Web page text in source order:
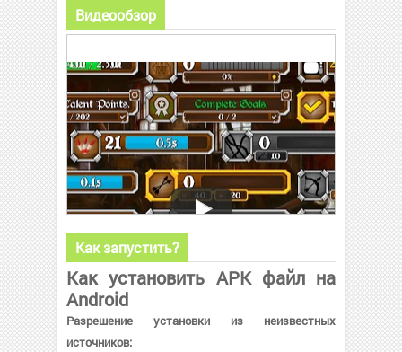
Видеообзор
Как запустить?
Как установить APK файл на
Android
Разрешение установки из неизвестных
источников: